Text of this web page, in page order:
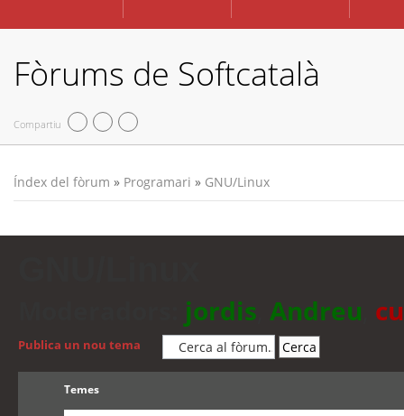
Fòrums de Softcatalà
Compartiu
Índex del fòrum » Programari » GNU/Linux
jordis Andreu
Publica un nou tema
Temes